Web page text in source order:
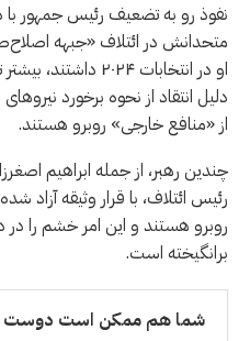
نفوذ رو به تضعیف رئیس جمهور با
متحدانش در ائتلاف «جبهه
او در انتخابات
دلیل انتقاد از نحوه برخورد
از «منافع خارجی» روبرو هستند.
چندین رهبر، از جمله ابراهیم
رئیس ائتلاف، با قرار وثیقه آزاد
روبرو هستند و این امر خشم را
برانگیخته است.
شما هم ممکن است دوست